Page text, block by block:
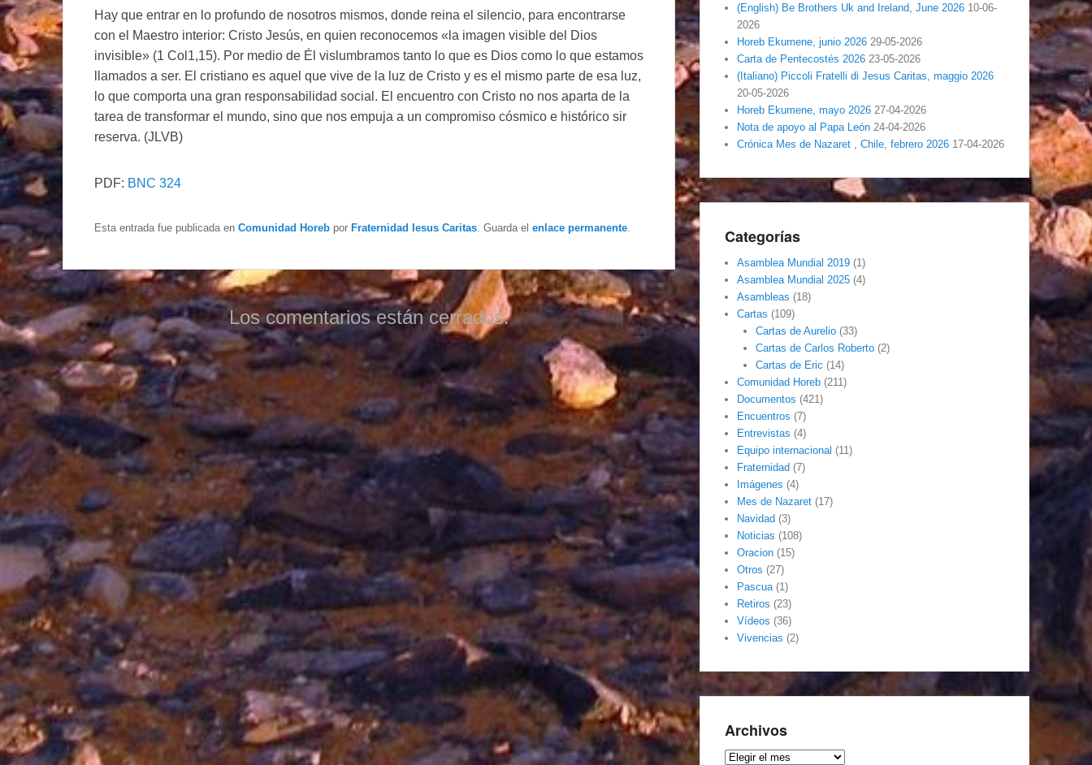
Hay que entrar en lo profundo de nosotros mismos, donde reina el silencio, para encontrarse
con el Maestro interior: Cristo Jesús, en quien reconocemos «la imagen visible del Dios
invisible» (1 Col1,15). Por medio de Él vislumbramos tanto lo que es Dios como lo que estamos
llamados a ser. El cristiano es aquel que vive de la luz de Cristo y es el mismo parte de esa luz,
lo que comporta una gran responsabilidad social. El encuentro con Cristo no nos aparta de la
tarea de transformar el mundo, sino que nos empuja a un compromiso cósmico e histórico sir
reserva. (JLVB)
PDF: BNC 324
Esta entrada fue publicada en Comunidad Horeb por Fraternidad Iesus Caritas . Guarda el enlace permanente
Los comentarios están cerrados.
(English) Be Brothers Uk and Ireland, June 2026 10-06-
2026
Horeb Ekumene, junio 2026 29-05-2026
Carta de Pentecostés 2026 23-05-2026
(Italiano) Piccoli Fratelli di Jesus Caritas, maggio 2026
20-05-2026
Horeb Ekumene, mayo 2026 27-04-2026
Nota de apoyo al Papa León 24-04-2026
Crónica Mes de Nazaret , Chile, febrero 2026 17-04-2026
Categorías
Asamblea Mundial 2019 (1)
Asamblea Mundial 2025 (4)
Asambleas (18)
Cartas (109)
Cartas de Aurelio(33)
Cartas de Carlos Roberto(2)
Cartas de Eric (14)
Comunidad Horeb (211)
Documentos (421)
Encuentros (7)
Entrevistas (4)
Equipo internacional (11)
Fraternidad (7)
Imágenes (4)
Mes de Nazaret (17)
Navidad (3)
Noticias (108)
Oracion (15)
Otros (27)
Pascua(1)
Retiros (23)
Vídeos (36)
Vivencias (2)
Archivos
Archivos